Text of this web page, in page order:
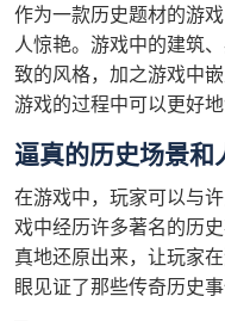
作为一款历史题材的游
人惊艳。游戏中的建筑
致的风格，加之游戏中
游戏的过程中可以更好
逼真的历史场景和
在游戏中，玩家可以与
戏中经历许多著名的历
真地还原出来，让玩家
眼见证了那些传奇历史事